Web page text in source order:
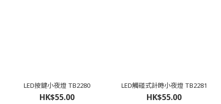
LED按鍵小夜燈 TB2280
HK$55.00
LED觸碰式計時小夜燈 TB2281
HK$55.00